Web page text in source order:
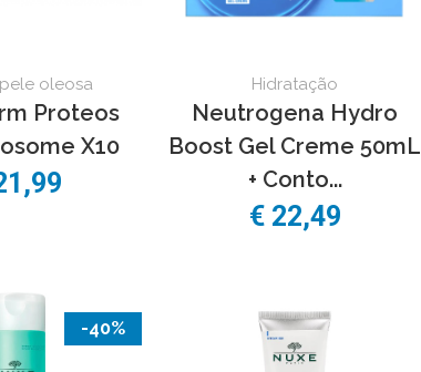
oleosa
Proteos
X10
Hidratação
Neutrogena Hydro
Boost Gel Creme 50mL
+ Conto...
€ 22,49
-40%